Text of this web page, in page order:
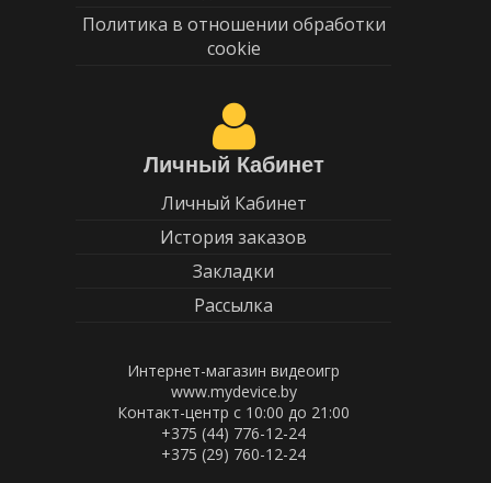
Политика в отношении обработки
cookie
Личный Кабинет
Личный Кабинет
История заказов
Закладки
Рассылка
Интернет-магазин видеоигр
www.mydevice.by
Контакт-центр с 10:00 до 21:00
+375 (44) 776-12-24
+375 (29) 760-12-24